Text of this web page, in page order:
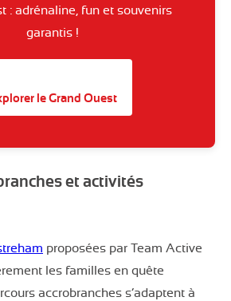
: adrénaline, fun et souvenirs
garantis !
le Grand Ouest
et activités
proposées par Team Active
les familles en quête
accrobranches s’adaptent à